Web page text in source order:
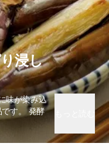
浸し
味が染み込
す。 発酵